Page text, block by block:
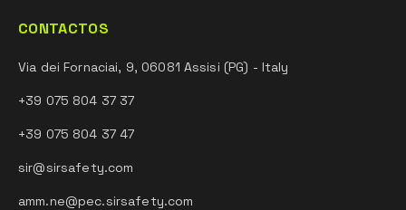
CONTACTOS
Via dei Fornaciai, 9, 06081 Assisi (PG) - Italy
+39 075 804 37 37
+39 075 804 37 47
sir@sirsafety.com
amm.ne@pec.sirsafety.com